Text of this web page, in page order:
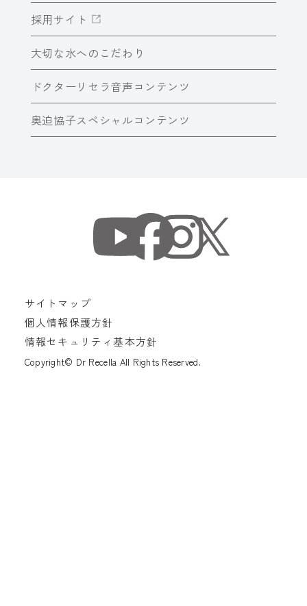
採用サイト
大切な水へのこだわり
ドクターリセラ音声コンテンツ
奥迫協子スペシャルコンテンツ
サイトマップ
個人情報保護方針
情報セキュリティ基本方針
Copyright© Dr Recella All Rights Reserved.